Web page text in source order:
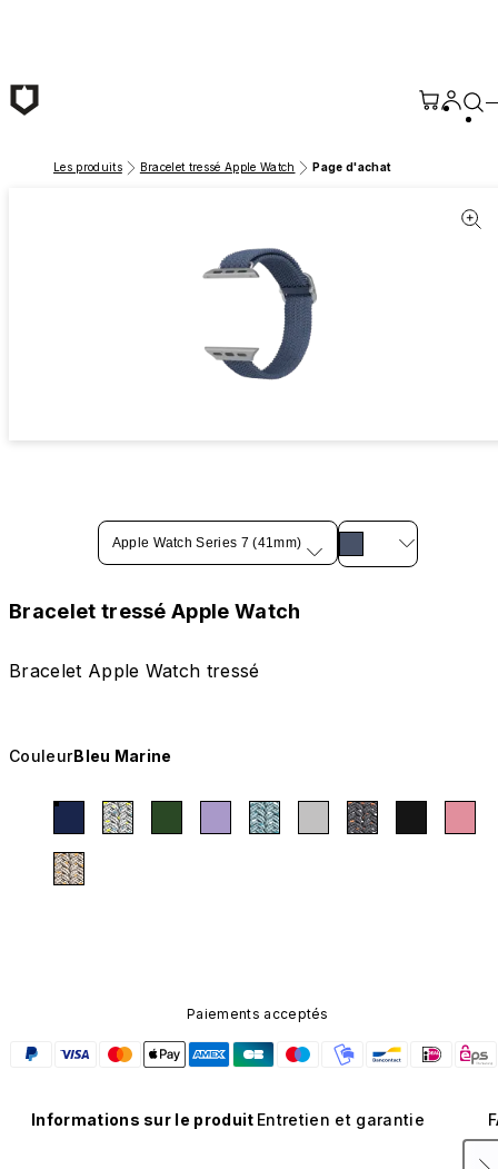
Les produits Bracelet tressé Apple Watch Page d'achat
Apple Watch Series 7 (41mm)
Bracelet tressé Apple Watch
Bracelet Apple Watch tressé
CouleurBleu Marine
Paiements acceptés
Informations sur le produit Entretien et garantie